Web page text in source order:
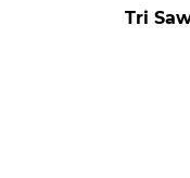
Tri